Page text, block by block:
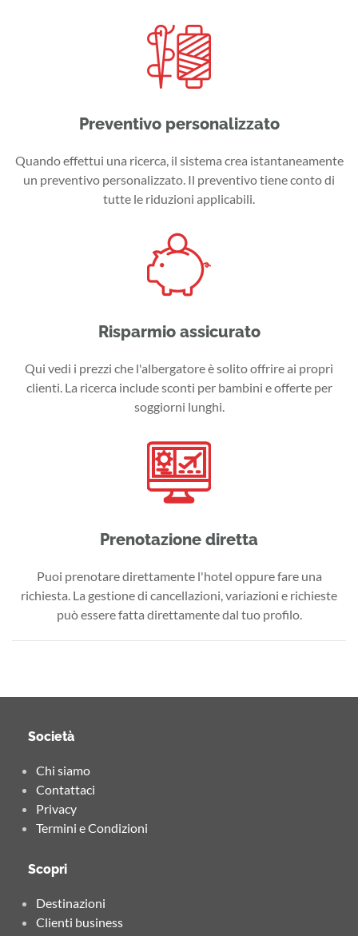
Preventivo personalizzato
Quando effettui una ricerca, il sistema crea istantaneamente
un preventivo personalizzato. Il preventivo tiene conto di
tutte le riduzioni applicabili.
Risparmio assicurato
Qui vedi i prezzi che l'albergatore è solito offrire ai propri
clienti. La ricerca include sconti per bambini e offerte per
soggiorni lunghi.
Prenotazione diretta
Puoi prenotare direttamente l'hotel oppure fare una
richiesta. La gestione di cancellazioni, variazioni e richieste
può essere fatta direttamente dal tuo profilo.
Società
Chi siamo
Contattaci
Privacy
Termini e Condizioni
Scopri
Destinazioni
Clienti business